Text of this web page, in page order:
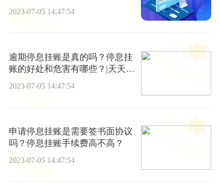
2023-07-05 14:47:54
逾期停息挂账是真的吗？停息挂
账的好处和危害有哪些？|天天新
动态
2023-07-05 14:47:54
申请停息挂账是需要签书面协议
吗？停息挂账手续费高不高？
2023-07-05 14:47:54